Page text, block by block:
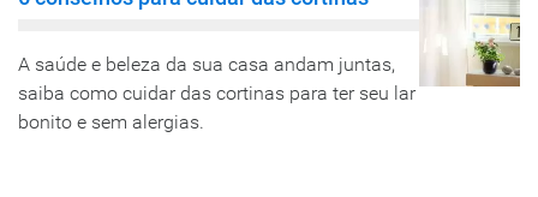
A saúde e beleza da sua casa andam juntas,
saiba como cuidar das cortinas para ter seu lar
bonito e sem alergias.